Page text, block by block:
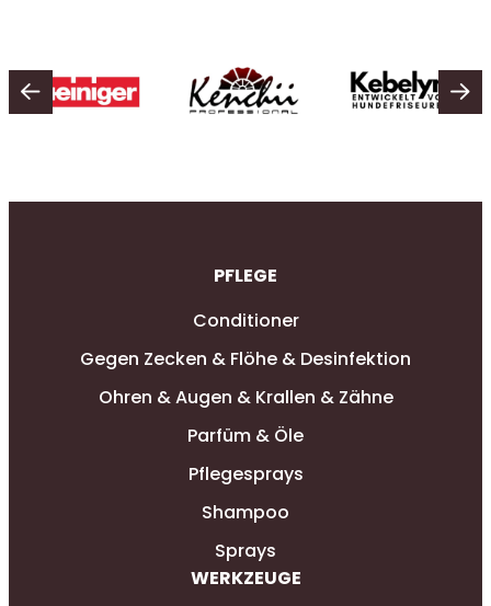
PFLEGE
Conditioner
Gegen Zecken & Flöhe & Desinfektion
Ohren & Augen & Krallen & Zähne
Parfüm & Öle
Pflegesprays
Shampoo
Sprays
WERKZEUGE